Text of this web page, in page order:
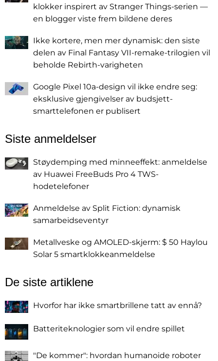
klokker inspirert av Stranger Things-serien —
en blogger viste frem bildene deres
Ikke kortere, men mer dynamisk: den siste
delen av Final Fantasy VII-remake-trilogien vil
beholde Rebirth-varigheten
Google Pixel 10a-design vil ikke endre seg:
eksklusive gjengivelser av budsjett-
smarttelefonen er publisert
Siste anmeldelser
Støydemping med minneeffekt: anmeldelse
av Huawei FreeBuds Pro 4 TWS-
hodetelefoner
Anmeldelse av Split Fiction: dynamisk
samarbeidseventyr
Metallveske og AMOLED-skjerm: $ 50 Haylou
Solar 5 smartklokkeanmeldelse
De siste artiklene
Hvorfor har ikke smartbrillene tatt av ennå?
Batteriteknologier som vil endre spillet
"De kommer": hvordan humanoide roboter